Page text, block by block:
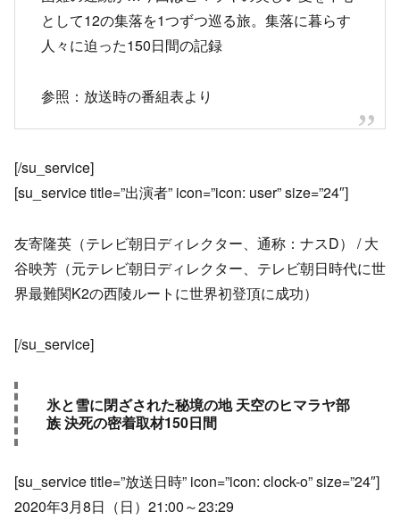
として12の集落を1つずつ巡る旅。集落に暮らす
人々に迫った150日間の記録
参照：放送時の番組表より
[/su_service]
[su_service title=”出演者” icon=”icon: user” size=”24″]
友寄隆英（テレビ朝日ディレクター、通称：ナスD） / 大
谷映芳（元テレビ朝日ディレクター、テレビ朝日時代に世
界最難関K2の西陵ルートに世界初登頂に成功）
[/su_service]
氷と雪に閉ざされた秘境の地 天空のヒマラヤ部
族 決死の密着取材150日間
[su_service title=”放送日時” icon=”icon: clock-o” size=”24″]
2020年3月8日（日）21:00～23:29